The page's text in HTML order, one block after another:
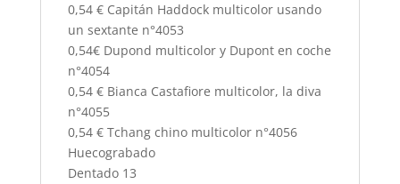
0,54 € Capitán Haddock multicolor usando
un sextante n°4053
0,54€ Dupond multicolor y Dupont en coche
n°4054
0,54 € Bianca Castafiore multicolor, la diva
n°4055
0,54 € Tchang chino multicolor n°4056
Huecograbado
Dentado 13